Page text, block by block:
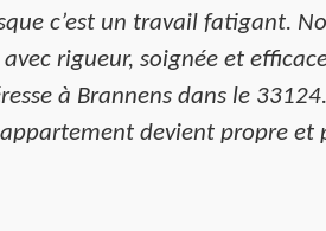
c’est un travail fatigant.
rigueur, soignée et
à Brannens dans le
devient propre et